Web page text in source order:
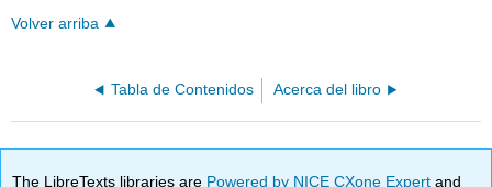
Volver arriba
Tabla de Contenidos Acerca del libro
The LibreTexts libraries are Powered by NICE CXone Expertand